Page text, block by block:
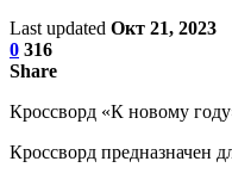
Last updated Окт 21, 2023
0 316
Share
Кроссворд «К новому
Кроссворд предназначен